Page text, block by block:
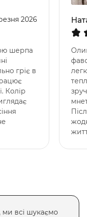
2026
шерпа
гріє в
Колір
ми всі шукаємо